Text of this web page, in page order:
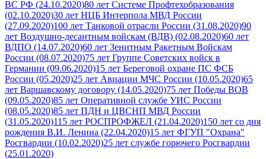
ВС РФ (24.10.2020)80 лет Системе Профтехобразования
(02.10.2020)30 лет НЦБ Интерпола МВД России
(27.09.2020)100 лет Танковой отрасли России (31.08.2020)90
лет Воздушно-десантным войскам (ВДВ) (02.08.2020)60 лет
ВДПО (14.07.2020)60 лет Зенитным Ракетным Войскам
России (08.07.2020)75 лет Группе Советских войск в
Германии (09.06.2020)15 лет Береговой охране ПС ФСБ
России (05.2020)25 лет Авиации МЧС России (10.05.2020)65
лет Варшавскому договору (14.05.2020)75 лет Победы ВОВ
(09.05.2020)85 лет Оперативной службе УИС России
(08.05.2020)85 лет ПДН и ЦВСНП МВД России
(31.05.2020)115 лет РОСПРОФЖЕЛ (21.04.2020)150 лет со дня
рождения В.И. Ленина (22.04.2020)15 лет ФГУП "Охрана"
Росгвардии (10.02.2020)25 лет службе горючего Росгвардии
(25.01.2020)